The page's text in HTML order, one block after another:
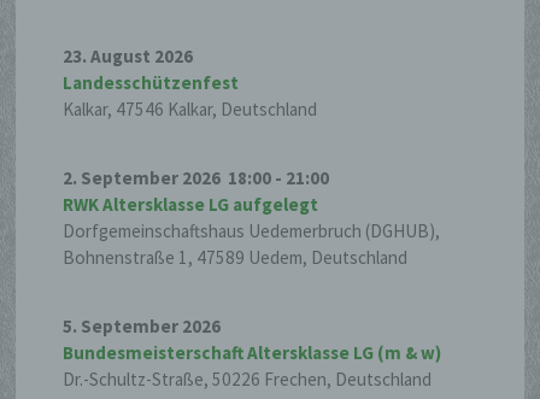
23. August 2026
Landesschützenfest
Kalkar, 47546 Kalkar, Deutschland
2. September 2026 18:00 - 21:00
RWK Altersklasse LG aufgelegt
Dorfgemeinschaftshaus Uedemerbruch (DGHUB),
Bohnenstraße 1, 47589 Uedem, Deutschland
5. September 2026
Bundesmeisterschaft Altersklasse LG (m & w)
Dr.-Schultz-Straße, 50226 Frechen, Deutschland
Unionsrecht oder das Recht der
Mitgliedstaaten vorgegeben, so kann der
Verantwortliche beziehungsweise
dem Recht der Mitgliedstaaten
vorgesehen werden.
Auftragsverarbeiter ist eine natürliche
oder juristische Person, Behörde,